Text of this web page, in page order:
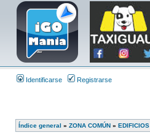
Identificarse Registrarse
Índice general » ZONA COMÚN » EDIFICIOS